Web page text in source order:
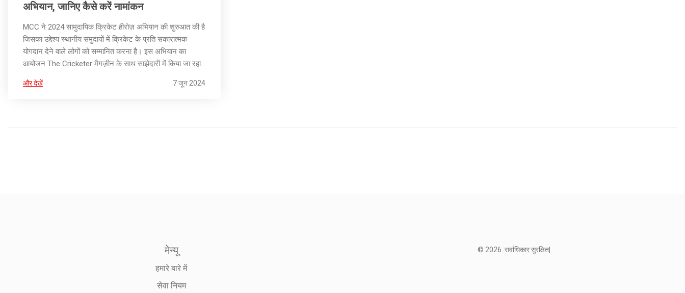
अभियान, जानिए कैसे करें नामांकन
MCC ने 2024 सामुदायिक क्रिकेट हीरोज़ अभियान की शुरुआत की है
जिसका उद्देश्य स्थानीय समुदायों में क्रिकेट के प्रति सकारात्मक
योगदान देने वाले लोगों को सम्मानित करना है। इस अभियान का
आयोजन The Cricketer मैगज़ीन के साथ साझेदारी में किया जा रहा
और देखें 7 जून 2024
मेन्यू
हमारे बारे में
सेवा नियम
© 2026. सर्वाधिकार सुरक्षित|